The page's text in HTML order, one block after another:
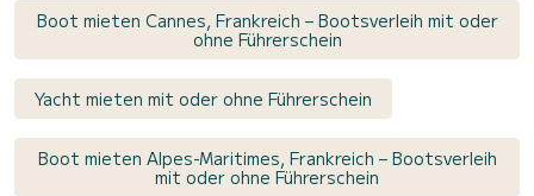
Boot mieten Cannes, Frankreich – Bootsverleih mit oder
ohne Führerschein
Yacht mieten mit oder ohne Führerschein
Boot mieten Alpes-Maritimes, Frankreich – Bootsverleih
mit oder ohne Führerschein